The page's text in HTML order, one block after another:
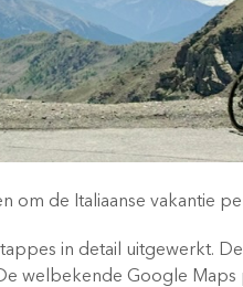
om de Italiaanse vakantie
in detail uitgewerkt.
welbekende Google